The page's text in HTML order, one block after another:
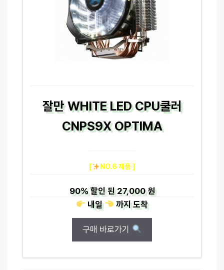
잘만 WHITE LED CPU쿨러
CNPS9X OPTIMA
[ NO.6 제품 ]
90%할인 된27,000 원
내일
까지도착
구매 바로가기